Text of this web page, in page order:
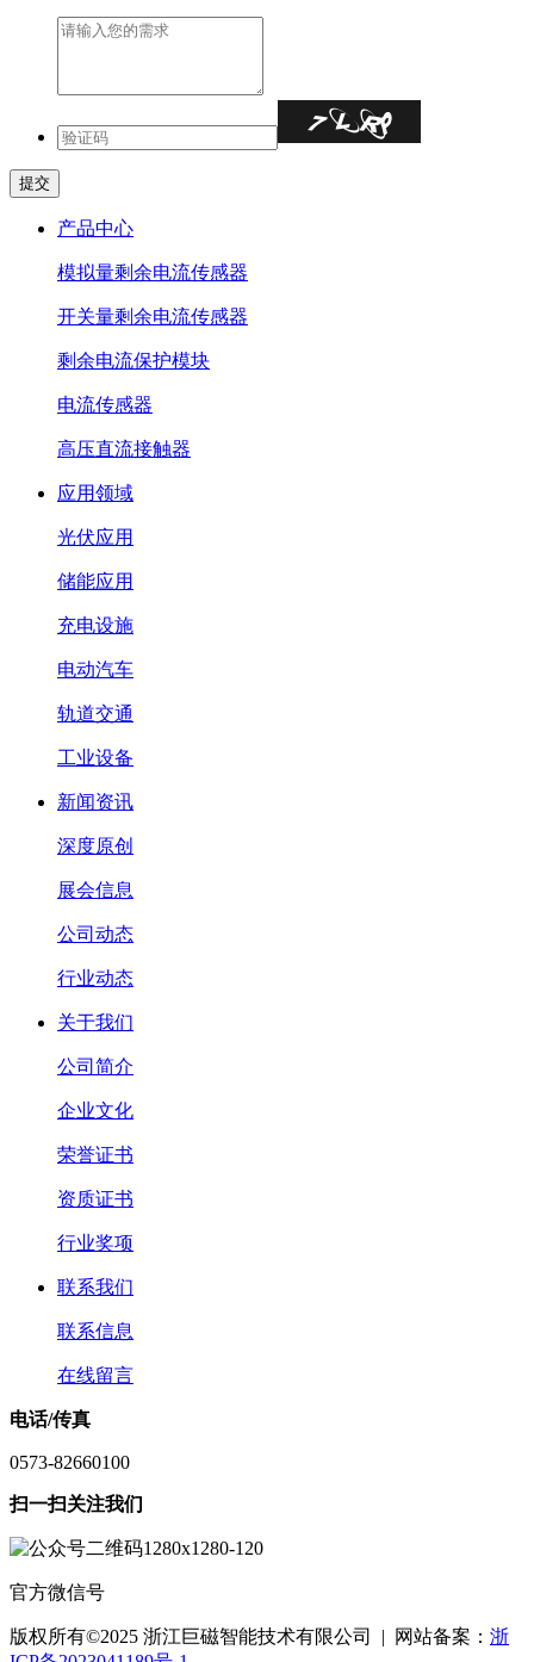
产品中心
模拟量剩余电流传感器
开关量剩余电流传感器
剩余电流保护模块
电流传感器
高压直流接触器
应用领域
光伏应用
储能应用
充电设施
电动汽车
轨道交通
工业设备
新闻资讯
深度原创
展会信息
公司动态
行业动态
关于我们
公司简介
企业文化
荣誉证书
资质证书
行业奖项
联系我们
联系信息
在线留言
电话/传真
0573-82660100
扫一扫关注我们
官方微信号
版权所有©2025 浙江巨磁智能技术有限公司 | 网站备案： 浙